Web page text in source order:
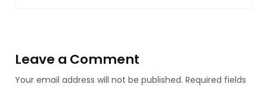
Leave a Comment
Your email address will not be published. Required fields